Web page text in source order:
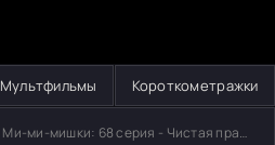
Мультфильмы Короткометражки
Ми-ми-мишки: 68 серия - Чистая правда